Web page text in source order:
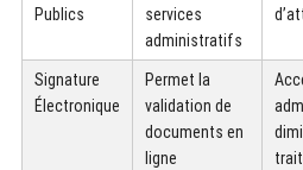
Publics
services
administratifs
Signature
Électronique
Permet la
validation de
documents en
ligne